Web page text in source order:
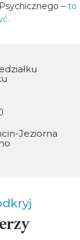
–to
Jeziorna